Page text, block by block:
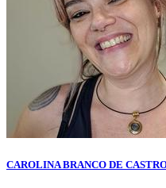
CAROLINA BRANCO DE